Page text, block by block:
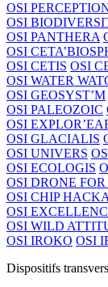
OSI
OSI
OSI PANTHERA
OSI
OSI CETIS OSI
OSI WATER
OSI GEOSYST’M
OSI PALEOZOIC
OSI
OSI GLACIALIS
OSI UNIVERS
OSI ECOLOGIS
OSI DRONE
OSI CHIP
OSI
OSI WILD
OSI IROKO OSI
Dispositifs